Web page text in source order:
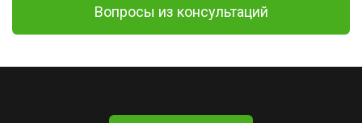
Вопросы из консультаций